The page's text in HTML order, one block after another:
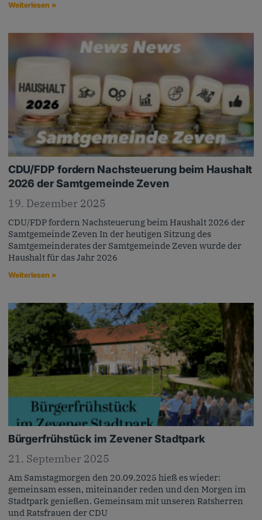
Weiterlesen »
CDU/FDP fordern Nachsteuerung beim Haushalt
2026 der Samtgemeinde Zeven
19. Dezember 2025
CDU/FDP fordern Nachsteuerung beim Haushalt 2026 der
Samtgemeinde Zeven In der heutigen Sitzung des
Samtgemeinderates der Samtgemeinde Zeven wurde der
Haushalt für das Jahr 2026
Weiterlesen »
Bürgerfrühstück im Zevener Stadtpark
21. September 2025
Am Samstagmorgen den 20.09.2025 hieß es wieder:
gemeinsam essen, miteinander reden und den Morgen im
Stadtpark genießen. Gemeinsam mit unseren Ratsherren
und Ratsfrauen der CDU